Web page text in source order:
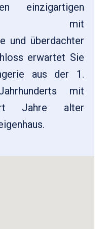
einzigartigen
mit
und überdachter
erwartet Sie
aus der 1.
mit
Jahre alter